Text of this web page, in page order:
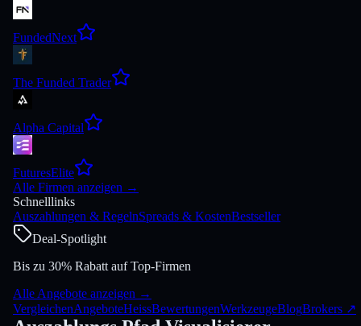
FundedNext
The Funded Trader
Alpha Capital
FuturesElite
Alle Firmen anzeigen →
Schnelllinks
Auszahlungen & RegelnSpreads & KostenBestseller
Deal-Spotlight
Bis zu 30% Rabatt auf Top-Firmen
Alle Angebote anzeigen →
VergleichenAngeboteHeissBewertungenWerkzeugeBlogBrokers ↗